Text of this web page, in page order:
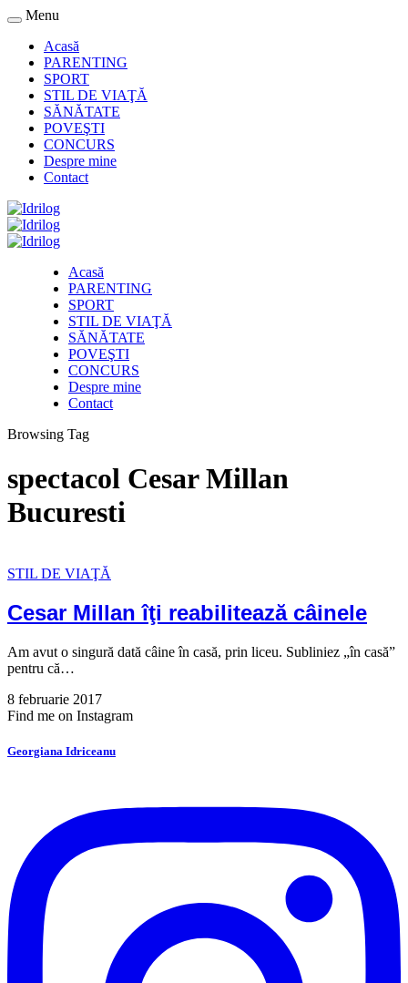
Menu
Acasă
PARENTING
SPORT
STIL DE VIAŢĂ
SĂNĂTATE
POVEŞTI
CONCURS
Despre mine
Contact
Acasă
PARENTING
SPORT
STIL DE VIAŢĂ
SĂNĂTATE
POVEŞTI
CONCURS
Despre mine
Contact
Browsing Tag
spectacol Cesar Millan
Bucuresti
STIL DE VIAŢĂ
Cesar Millan îţi reabilitează câinele
Am avut o singură dată câine în casă, prin liceu. Subliniez „în casă”
pentru că…
8 februarie 2017
Find me on Instagram
Georgiana Idriceanu